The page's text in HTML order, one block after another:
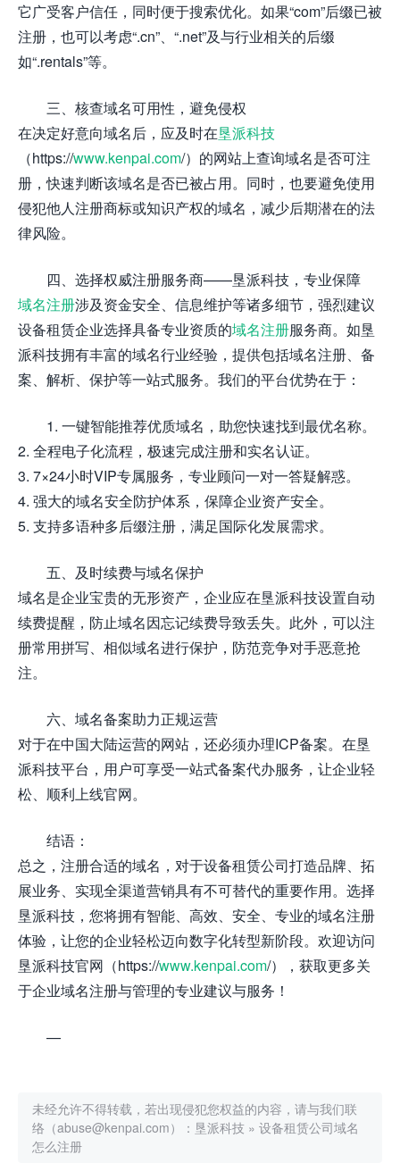
它广受客户信任，同时便于搜索优化。如果“com”后缀已被
注册，也可以考虑“.cn”、“.net”及与行业相关的后缀
如“.rentals”等。
三、核查域名可用性，避免侵权
在决定好意向域名后，应及时在垦派科技
（https://www.kenpai.com/）的网站上查询域名是否可注
册，快速判断该域名是否已被占用。同时，也要避免使用
侵犯他人注册商标或知识产权的域名，减少后期潜在的法
律风险。
四、选择权威注册服务商——垦派科技，专业保障
域名注册涉及资金安全、信息维护等诸多细节，强烈建议
设备租赁企业选择具备专业资质的域名注册服务商。如垦
派科技拥有丰富的域名行业经验，提供包括域名注册、备
案、解析、保护等一站式服务。我们的平台优势在于：
1. 一键智能推荐优质域名，助您快速找到最优名称。
2. 全程电子化流程，极速完成注册和实名认证。
3. 7×24小时VIP专属服务，专业顾问一对一答疑解惑。
4. 强大的域名安全防护体系，保障企业资产安全。
5. 支持多语种多后缀注册，满足国际化发展需求。
五、及时续费与域名保护
域名是企业宝贵的无形资产，企业应在垦派科技设置自动
续费提醒，防止域名因忘记续费导致丢失。此外，可以注
册常用拼写、相似域名进行保护，防范竞争对手恶意抢
注。
六、域名备案助力正规运营
对于在中国大陆运营的网站，还必须办理ICP备案。在垦
派科技平台，用户可享受一站式备案代办服务，让企业轻
松、顺利上线官网。
结语：
总之，注册合适的域名，对于设备租赁公司打造品牌、拓
展业务、实现全渠道营销具有不可替代的重要作用。选择
垦派科技，您将拥有智能、高效、安全、专业的域名注册
体验，让您的企业轻松迈向数字化转型新阶段。欢迎访问
垦派科技官网（https://www.kenpai.com/），获取更多关
于企业域名注册与管理的专业建议与服务！
—
未经允许不得转载，若出现侵犯您权益的内容，请与我们联
络（abuse@kenpai.com）： 垦派科技 » 设备租赁公司域名
怎么注册